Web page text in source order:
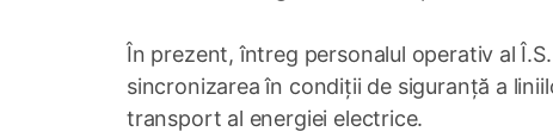
În prezent, întreg personalul operativ al
sincronizarea în condiții de siguranță a
transport al energiei electrice.